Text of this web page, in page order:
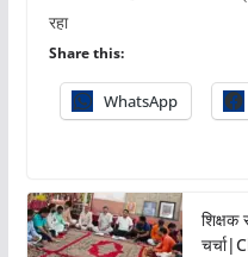
रहा
Share this:
WhatsApp
शिक्षक